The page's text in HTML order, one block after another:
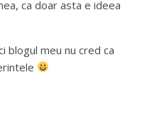
ca doar asta e ideea
blogul meu nu cred ca